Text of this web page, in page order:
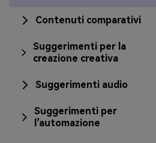
Contenuti comparativi
Suggerimenti per la
creazione creativa
Suggerimenti audio
Suggerimenti per
l’automazione